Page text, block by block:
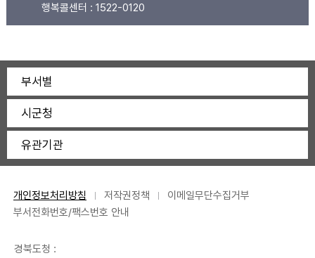
행복콜센터 : 1522-0120
부서별
시군청
유관기관
개인정보처리방침 저작권정책
이메일무단수집거부
부서전화번호/팩스번호 안내
경북도청 :